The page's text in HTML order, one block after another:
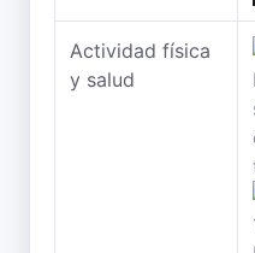
Actividad física
y salud